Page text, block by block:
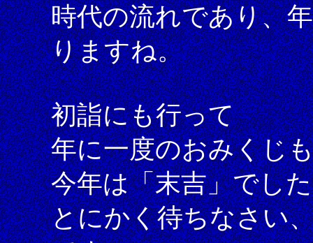
時代の流れであり、
りますね。
初詣にも行って
年に一度のおみくじ
今年は「末吉」でし
とにかく待ちなさい